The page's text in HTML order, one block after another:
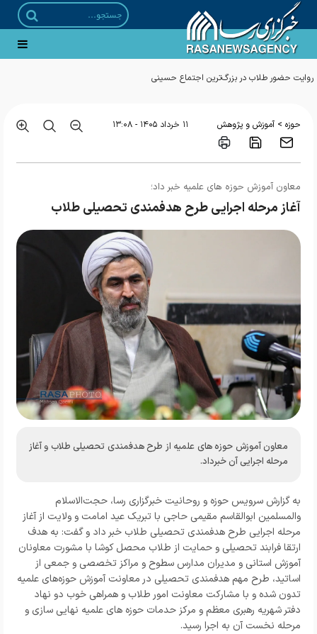
حوزه > آموزش و پژوهش ۱۱ خرداد ۱۴۰۵ - ۱۳:۰۸
معاون آموزش حوزه های علمیه خبر داد؛
آغاز مرحله اجرایی طرح هدفمندی تحصیلی طلاب
معاون آموزش حوزه های علمیه از طرح هدفمندی تحصیلی طلاب و آغاز
مرحله اجرایی آن خبرداد.
به گزارش سرویس حوزه و روحانیت خبرگزاری رسا، حجت‌الاسلام
والمسلمین ابوالقاسم مقیمی حاجی با تبریک عید امامت و ولایت از آغاز
مرحله اجرایی طرح هدفمندی تحصیلی طلاب خبر داد و گفت: به هدف
ارتقا فرابند تحصیلی و حمایت از طلاب محصل کوشا با مشورت معاونان
آموزش استانی و مدیران مدارس سطوح و مراکز تخصصی و جمعی از
اساتید، طرح مهم هدفمندی تحصیلی در معاونت آموزش حوزه‌های علمیه
تدون شده و با مشارکت معاونت امور طلاب و همراهی خوب دو نهاد
دفتر شهریه رهبری معظم و مرکز حدمات حوزه های علمیه نهایی سازی و
مرحله نخست آن به اجرا رسید.